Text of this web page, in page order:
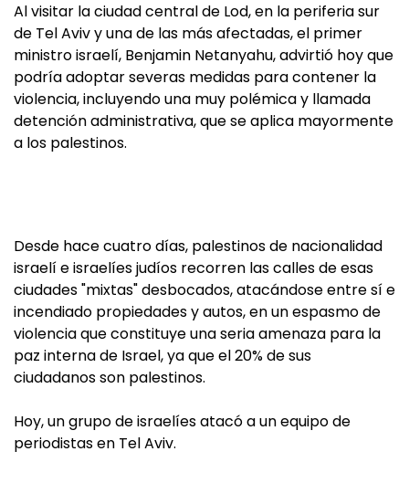
Al visitar la ciudad central de Lod, en la periferia sur
de Tel Aviv y una de las más afectadas, el primer
ministro israelí, Benjamin Netanyahu, advirtió hoy que
podría adoptar severas medidas para contener la
violencia, incluyendo una muy polémica y llamada
detención administrativa, que se aplica mayormente
a los palestinos.
Desde hace cuatro días, palestinos de nacionalidad
israelí e israelíes judíos recorren las calles de esas
ciudades "mixtas" desbocados, atacándose entre sí e
incendiado propiedades y autos, en un espasmo de
violencia que constituye una seria amenaza para la
paz interna de Israel, ya que el 20% de sus
ciudadanos son palestinos.
Hoy, un grupo de israelíes atacó a un equipo de
periodistas en Tel Aviv.